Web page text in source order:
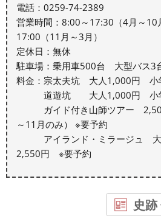
電話：0259-74-2389
営業時間：8:00～17:30（4月～10
17:00（11月～3月）
定休日：無休
駐車場：乗用車500台 大型バス3
料金：宗太夫坑 大人1,000円 小
道遊坑 大人1,000円 小学
ガイド付き山師ツアー 2,500
～11月のみ） ※要予約
アイランド・ミラージュ 大
2,550円 ※要予約
史